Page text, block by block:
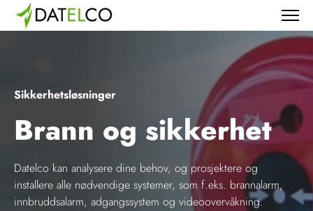
Sikkerhetsløsninger
Brann og sikkerhet
Datelco kan analysere dine behov, og prosjektere og
installere alle nødvendige systemer, som f.eks. brannalarm,
innbruddsalarm, adgangssystem og videoovervåkning.